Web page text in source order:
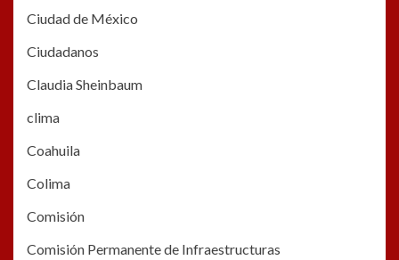
Ciudad de México
Ciudadanos
Claudia Sheinbaum
clima
Coahuila
Colima
Comisión
Comisión Permanente de Infraestructuras